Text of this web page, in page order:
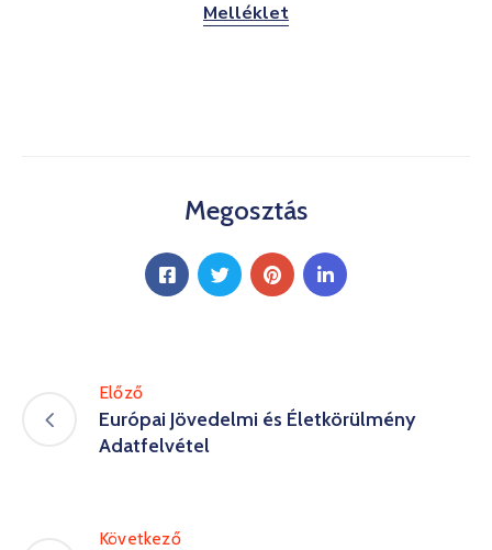
Melléklet
Megosztás
Előző
Európai Jövedelmi és Életkörülmény
Adatfelvétel
Következő